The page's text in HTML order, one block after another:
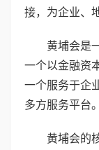
接，为企业、
黄埔会是
一个以金融资
一个服务于企
多方服务平台。
黄埔会的